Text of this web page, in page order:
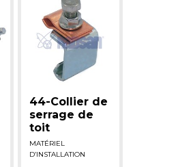
44-Collier de
serrage de
toit
MATÉRIEL
D’INSTALLATION